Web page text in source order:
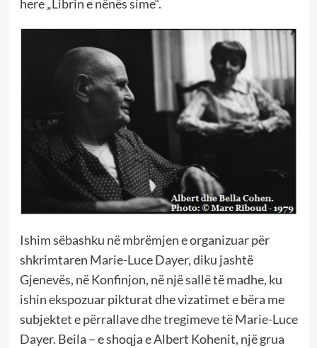
here „Librin e nënës sime“.
Ishim sëbashku në mbrëmjen e organizuar për
shkrimtaren Marie-Luce Dayer, diku jashtë
Gjenevës, në Konfinjon, në një sallë të madhe, ku
ishin ekspozuar pikturat dhe vizatimet e bëra me
subjektet e përrallave dhe tregimeve të Marie-Luce
Dayer. Beila – e shoqja e Albert Kohenit, një grua